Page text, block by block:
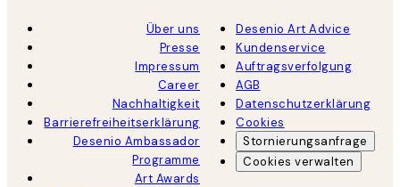
Über uns
Presse
Impressum
Career
Nachhaltigkeit
Barrierefreiheitserklärung
Desenio Ambassador
Programme
Art Awards
Desenio Art Advice
Kundenservice
Auftragsverfolgung
AGB
Datenschutzerklärung
Cookies
Stornierungsanfrage
Cookies verwalten